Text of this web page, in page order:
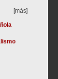
[más]